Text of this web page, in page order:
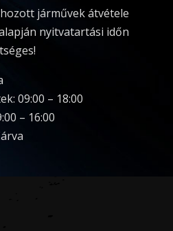
járművek átvétele
nyitvatartási időn
09:00 – 18:00
– 16:00